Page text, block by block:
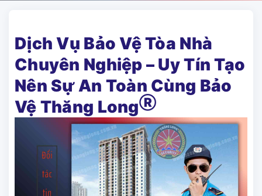
Dịch Vụ Bảo Vệ Tòa Nhà
Chuyên Nghiệp – Uy Tín Tạo
Nên Sự An Toàn Cùng Bảo
Vệ Thăng LongⓇ